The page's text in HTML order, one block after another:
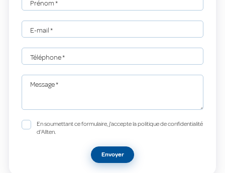
Prénom*
E-mail*
Téléphone*
Message*
En soumettant ce formulaire, j'accepte la politique de confidentialité
d'Allten.
Envoyer